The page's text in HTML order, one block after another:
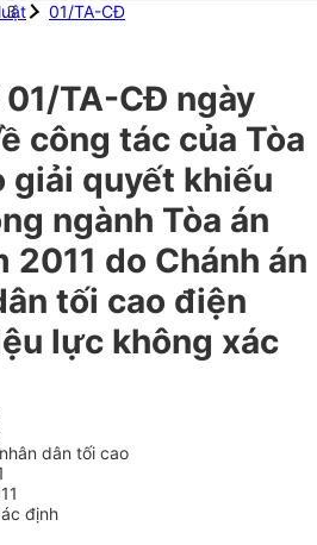
01/TA-CĐ
TA-CĐ ngày
công tác của Tòa
giải quyết khiếu
ngành Tòa án
2011 do Chánh án
tối cao điện
lực không xác
dân tối cao
định